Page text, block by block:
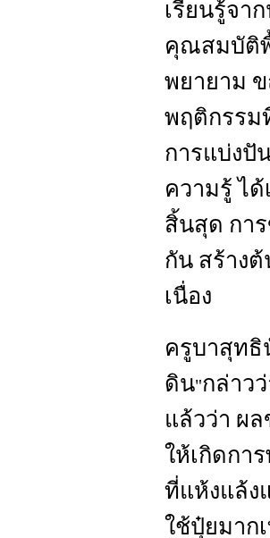
เรียนรู้จา
คุณสมบัติ
พยายาม
พฤติกรรม
การแบ่งปั
ความรู้ ไ
สิ้นสุด กา
กัน สร้าง
เนื่อง
ครูบาสุทธิ
ดิน"กล่าว
แล้วว่า ผ
ให้เกิดกา
ที่แห้งแล้ง
ใช้ปุ๋ยมาก